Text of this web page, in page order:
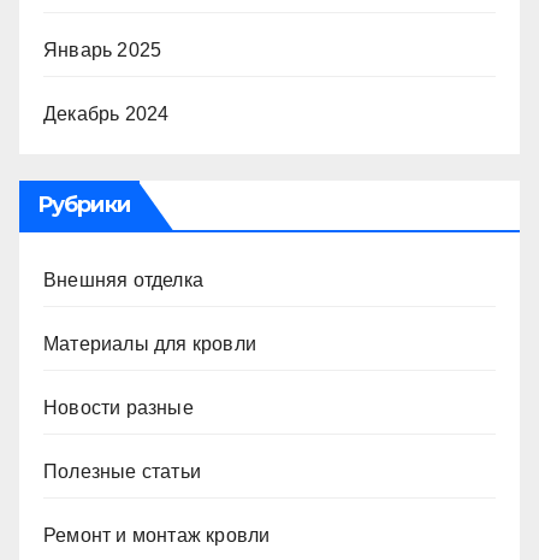
Январь 2025
Декабрь 2024
Рубрики
Внешняя отделка
Материалы для кровли
Новости разные
Полезные статьи
Ремонт и монтаж кровли